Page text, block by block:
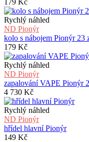
Rychlý náhled
ND Pionýr
kolo s nábojem Pionýr 23
179 Kč
Rychlý náhled
ND Pionýr
zapalování VAPE Pionýr
4 730 Kč
Rychlý náhled
ND Pionýr
hřídel hlavní Pionýr
149 Kč